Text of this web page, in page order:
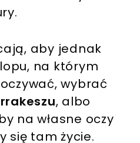
aby jednak
na którym
wybrać
, albo
na własne oczy
się tam życie.